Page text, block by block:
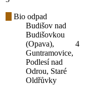
Bio odpad
Budišov nad
Budišovkou
(Opava),
Guntramovice,
Podlesí nad
Odrou, Staré
Oldřůvky
4